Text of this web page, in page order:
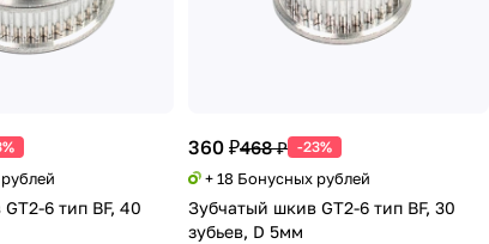
6 тип BF, 40
360 ₽468 ₽ -23%
+ 18 Бонусных рублей
Зубчатый шкив GT2-6 тип BF, 30
зубьев, D 5мм